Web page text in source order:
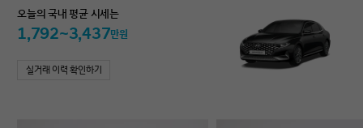
오늘의 국내 평균 시세는
1,792~3,437만원
실거래 이력 확인하기